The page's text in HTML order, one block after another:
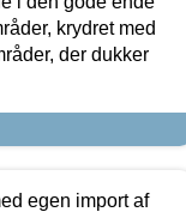
krydret med
der dukker
egen import af